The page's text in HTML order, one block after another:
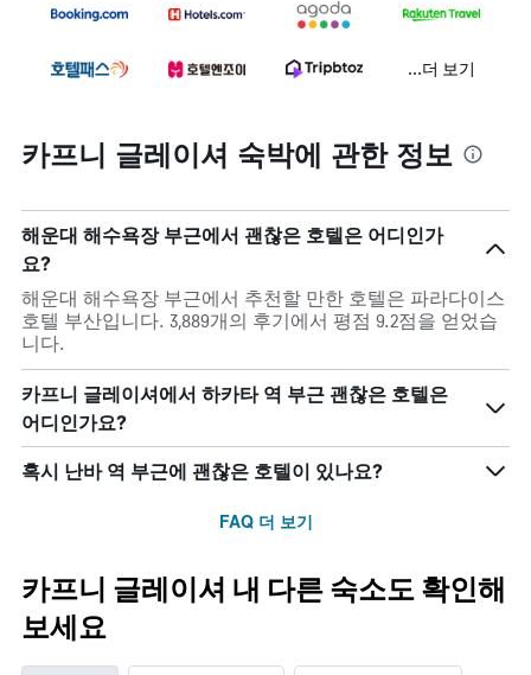
...더 보기
카프니 글레이셔 숙박에 관한 정보
해운대 해수욕장 부근에서 괜찮은 호텔은 어디인가
요?
해운대 해수욕장 부근에서 추천할 만한 호텔은 파라다이스
호텔 부산입니다. 3,889개의 후기에서 평점 9.2점을 얻었습
니다.
카프니 글레이셔에서 하카타 역 부근 괜찮은 호텔은
어디인가요?
혹시 난바 역 부근에 괜찮은 호텔이 있나요?
FAQ 더 보기
카프니 글레이셔 내 다른 숙소도 확인해
보세요